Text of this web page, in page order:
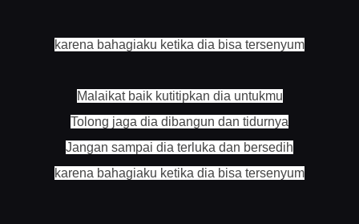
karena bahagiaku ketika dia bisa tersenyum
Malaikat baik kutitipkan dia untukmu
Tolong jaga dia dibangun dan tidurnya
Jangan sampai dia terluka dan bersedih
karena bahagiaku ketika dia bisa tersenyum